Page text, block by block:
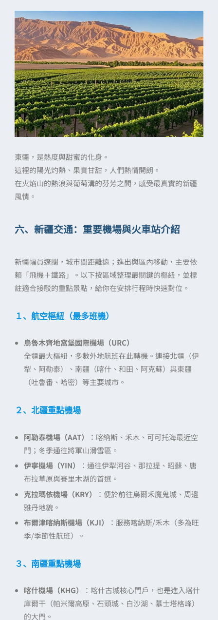
東疆，是熱度與甜蜜的化身。
這裡的陽光灼熱、果實甘甜，人們熱情開朗。
在火焰山的熱浪與葡萄溝的芬芳之間，感受最真實的新疆
風情。
六、新疆交通：重要機場與火車站介紹
新疆幅員遼闊，城市間距離遠；進出與區內移動，主要依
賴「飛機＋鐵路」。以下按區域整理最關鍵的樞紐，並標
註適合接駁的重點景點，給你在安排行程時快速對位。
１、航空樞紐（最多班機）
烏魯木齊地窩堡國際機場（URC）
全疆最大樞紐，多數外地航班在此轉機。連接北疆（伊
犁、阿勒泰）、南疆（喀什、和田、阿克蘇）與東疆
（吐魯番、哈密）等主要城市。
２、北疆重點機場
阿勒泰機場（AAT）
：喀納斯、禾木、可可托海最近空
門；冬季通往將軍山滑雪區。
伊寧機場（YIN）
：通往伊犁河谷、那拉提、昭蘇、唐
布拉草原與賽里木湖的首選。
克拉瑪依機場（KRY）
：便於前往烏爾禾魔鬼城、周邊
雅丹地貌。
布爾津喀納斯機場（KJI）
：服務喀納斯/禾木（多為旺
季/季節性航班）。
３、南疆重點機場
喀什機場（KHG）
：喀什古城核心門戶，也是進入塔什
庫爾干（帕米爾高原、石頭城、白沙湖、慕士塔格峰）
的大門。